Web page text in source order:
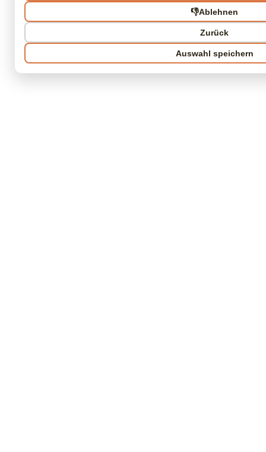
👎Ablehnen
Zurück
Auswahl speichern